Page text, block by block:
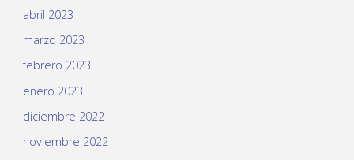
abril 2023
marzo 2023
febrero 2023
enero 2023
diciembre 2022
noviembre 2022